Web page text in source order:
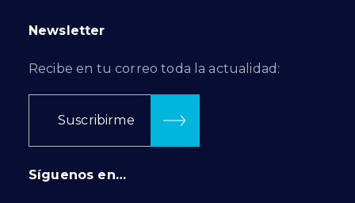
Newsletter
Recibe en tu correo toda la actualidad:
Suscribirme
Síguenos en…